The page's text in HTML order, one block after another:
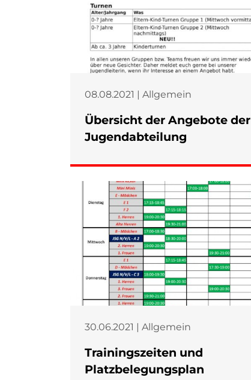
08.08.2021 | Allgemein
Übersicht der Angebote der
Jugendabteilung
30.06.2021 | Allgemein
Trainingszeiten und
Platzbelegungsplan